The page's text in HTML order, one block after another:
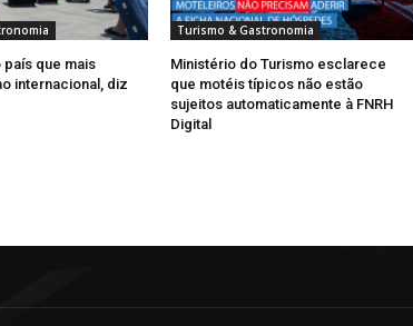
país que mais
internacional, diz
Turismo & Gastronomia
Ministério do Turismo esclarece
que motéis típicos não estão
sujeitos automaticamente à FNRH
Digital